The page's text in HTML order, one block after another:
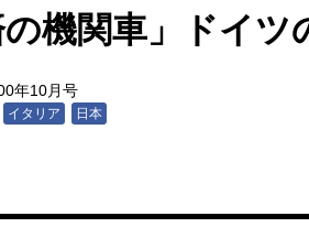
の機関車」ドイツ
年10月号
イタリア 日本